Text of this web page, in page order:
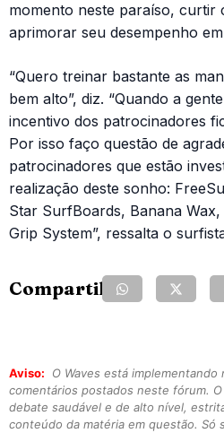
momento neste paraíso, curtir
aprimorar seu desempenho
“Quero treinar bastante as
bem alto”, diz. “Quando a
incentivo dos patrocinadores
Por isso faço questão de
patrocinadores que estão
realização deste sonho:
Star SurfBoards, Banana
Grip System”, ressalta o
Compartilhe:
Aviso:
O Waves está implementando
comentários postados neste fórum.
debate saudável e de alto nível,
conteúdo da matéria em questão. Só